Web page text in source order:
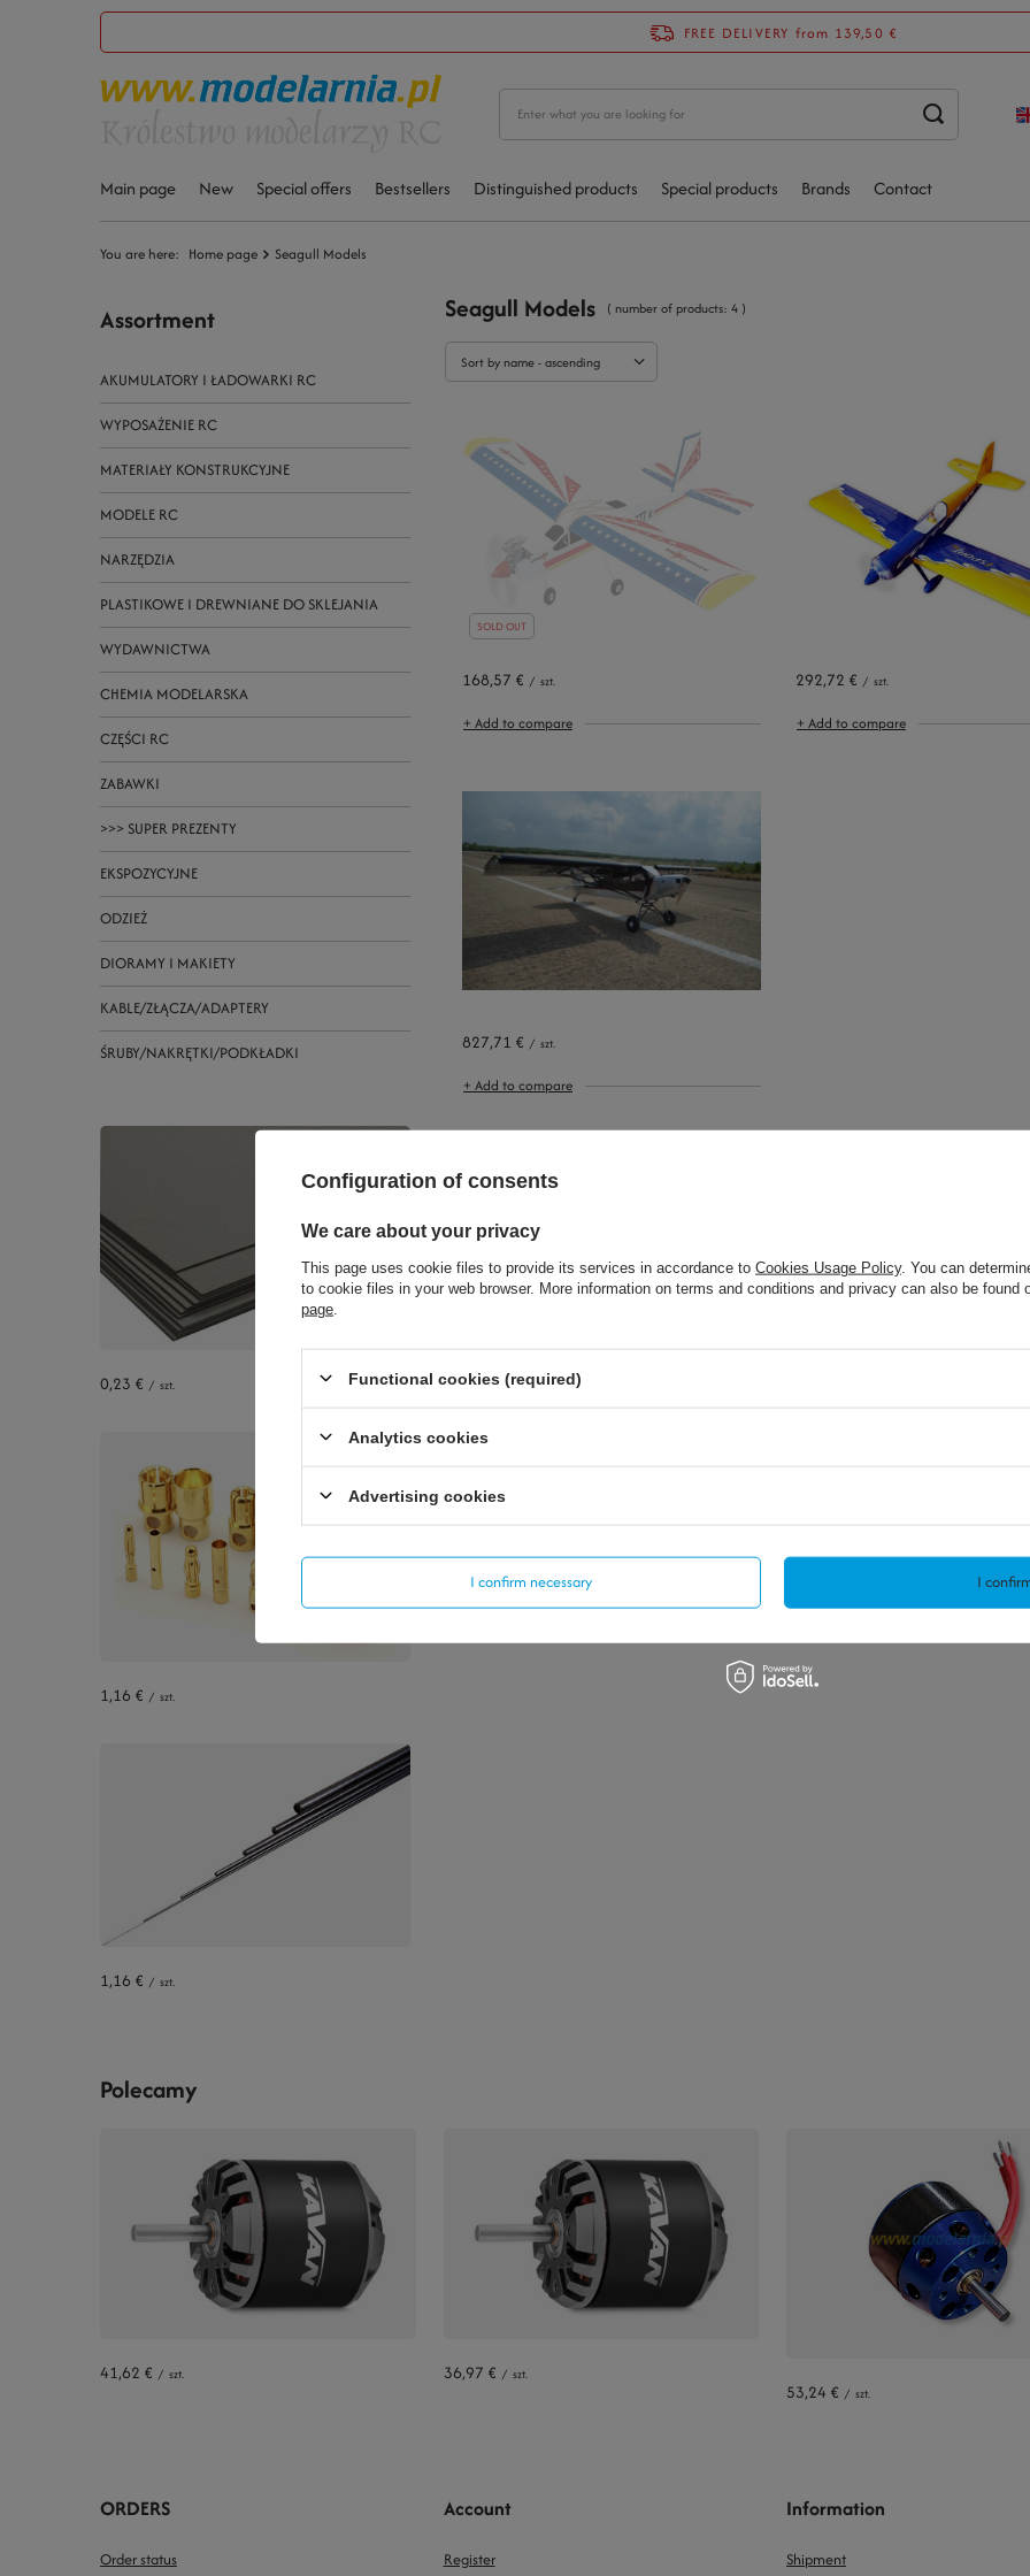
FREE DELIVERY from 139,50 €
Main page New Special offers Bestsellers Distinguished products Special products Brands Contact
You are here: Home page Seagull Models
Assortment
AKUMULATORY I ŁADOWARKI RC
WYPOSAŻENIE RC
MATERIAŁY KONSTRUKCYJNE
MODELE RC
NARZĘDZIA
PLASTIKOWE I DREWNIANE DO SKLEJANIA
WYDAWNICTWA
CHEMIA MODELARSKA
CZĘŚCI RC
ZABAWKI
>>> SUPER PREZENTY
EKSPOZYCYJNE
ODZIEŻ
DIORAMY I MAKIETY
KABLE/ZŁĄCZA/ADAPTERY
ŚRUBY/NAKRĘTKI/PODKŁADKI
0,23 € / szt.
1,16 € / szt.
1,16 € / szt.
Seagull Models ( number of products: 4 )
Sort by name - ascending
SOLD OUT
168,57 € / szt.
+ Add to compare
292,72 € / szt.
+ Add to compare
827,71 € / szt.
+ Add to compare
Polecamy
41,62 € / szt. 36,97 € / szt.
53,24 € / szt.
ORDERS
Order status
Account
Register
Information
Shipment
Configuration of consents
We care about your privacy
This page uses cookie files to provide its services in accordance to Cookies Usage Policy. You can
to cookie files in your web browser. More information on terms and conditions and privacy can also be found
page
Functional cookies (required)
Analytics cookies
Advertising cookies
I confirm necessary I